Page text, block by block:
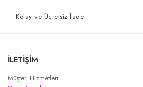
Kolay ve Ücretsiz İade
İLETİŞİM
Müşteri Hizmetleri